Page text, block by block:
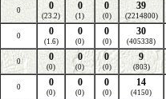
0 0
(23.2)
0
(1)
0
(0)
39
(2214800)
0 0
(1.6)
0
(0)
0
(0)
30
(405338)
0 0
(0)
0
(0)
0
(0)
9
(803)
0 0
(0)
0
(0)
0
(0)
14
(4150)